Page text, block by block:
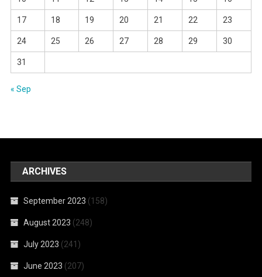
17 18 19 20 21 22 23
24 25 26 27 28 29 30
31
« Sep
ARCHIVES
September 2023 (158)
August 2023 (248)
July 2023 (241)
June 2023 (207)